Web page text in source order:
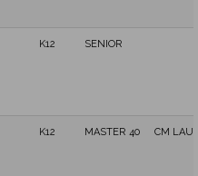
K12 SENIOR
K12 MASTER 40 CM